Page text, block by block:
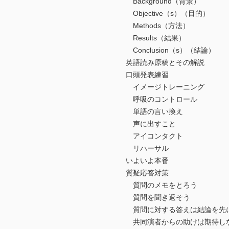
Objective（s）（目的）
Methods（方法）
Results（結果）
Conclusion（s）（結論）
英語読み原稿とその解説
口頭発表練習
イメージトレーニング
呼吸のコントロール
単語の言い換え
声に出すこと
アイコンタクト
リハーサル
いよいよ本番
質疑応答対策
質問のメモをとろう
質問を聞き返そう
質問に対する答えは結論を先
共同演者からの助けは期待し